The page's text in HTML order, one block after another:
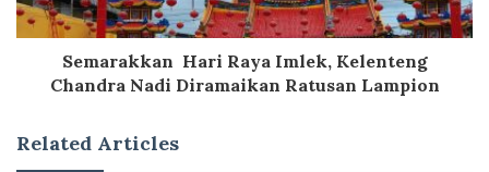
Semarakkan Hari Raya Imlek, Kelenteng
Chandra Nadi Diramaikan Ratusan Lampion
Related Articles